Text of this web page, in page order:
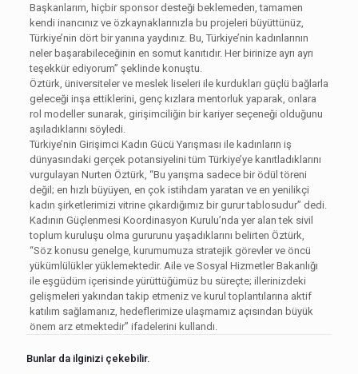
Başkanlarım, hiçbir sponsor desteği beklemeden, tamamen
kendi inancınız ve özkaynaklarınızla bu projeleri büyüttünüz,
Türkiye’nin dört bir yanına yaydınız. Bu, Türkiye’nin kadınlarının
neler başarabileceğinin en somut kanıtıdır. Her birinize ayrı ayrı
teşekkür ediyorum” şeklinde konuştu.
Öztürk, üniversiteler ve meslek liseleri ile kurdukları güçlü bağlarla
geleceği inşa ettiklerini, genç kızlara mentorluk yaparak, onlara
rol modeller sunarak, girişimciliğin bir kariyer seçeneği olduğunu
aşıladıklarını söyledi.
Türkiye’nin Girişimci Kadın Gücü Yarışması ile kadınların iş
dünyasındaki gerçek potansiyelini tüm Türkiye’ye kanıtladıklarını
vurgulayan Nurten Öztürk, “Bu yarışma sadece bir ödül töreni
değil; en hızlı büyüyen, en çok istihdam yaratan ve en yenilikçi
kadın şirketlerimizi vitrine çıkardığımız bir gurur tablosudur” dedi.
Kadının Güçlenmesi Koordinasyon Kurulu’nda yer alan tek sivil
toplum kuruluşu olma gururunu yaşadıklarını belirten Öztürk,
“Söz konusu genelge, kurumumuza stratejik görevler ve öncü
yükümlülükler yüklemektedir. Aile ve Sosyal Hizmetler Bakanlığı
ile eşgüdüm içerisinde yürüttüğümüz bu süreçte; illerinizdeki
gelişmeleri yakından takip etmeniz ve kurul toplantılarına aktif
katılım sağlamanız, hedeflerimize ulaşmamız açısından büyük
önem arz etmektedir” ifadelerini kullandı.
Bunlar da ilginizi çekebilir.